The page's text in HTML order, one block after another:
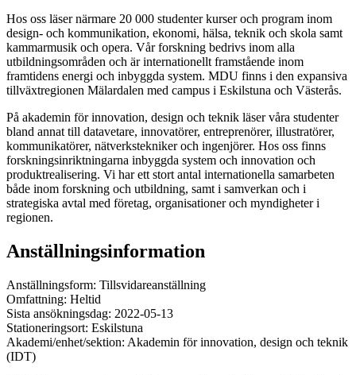
Hos oss läser närmare 20 000 studenter kurser och program inom
design- och kommunikation, ekonomi, hälsa, teknik och skola samt
kammarmusik och opera. Vår forskning bedrivs inom alla
utbildningsområden och är internationellt framstående inom
framtidens energi och inbyggda system. MDU finns i den expansiva
tillväxtregionen Mälardalen med campus i Eskilstuna och Västerås.
På akademin för innovation, design och teknik läser våra studenter
bland annat till datavetare, innovatörer, entreprenörer, illustratörer,
kommunikatörer, nätverkstekniker och ingenjörer. Hos oss finns
forskningsinriktningarna inbyggda system och innovation och
produktrealisering. Vi har ett stort antal internationella samarbeten
både inom forskning och utbildning, samt i samverkan och i
strategiska avtal med företag, organisationer och myndigheter i
regionen.
Anställningsinformation
Anställningsform: Tillsvidareanställning
Omfattning: Heltid
Sista ansökningsdag: 2022-05-13
Stationeringsort: Eskilstuna
Akademi/enhet/sektion: Akademin för innovation, design och teknik
(IDT)